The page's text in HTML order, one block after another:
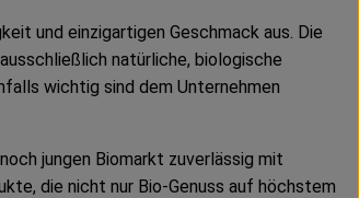
und einzigartigen Geschmack aus. Die
natürliche, biologische
wichtig sind dem Unternehmen
jungen Biomarkt zuverlässig mit
die nicht nur Bio-Genuss auf höchstem